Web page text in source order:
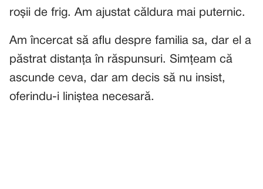
roșii de frig. Am ajustat căldura mai puternic.
Am încercat să aflu despre familia sa, dar el a
păstrat distanța în răspunsuri. Simțeam că
ascunde ceva, dar am decis să nu insist,
oferindu-i liniștea necesară.